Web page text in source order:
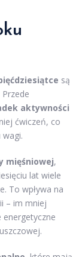
są
aktywności
ćwiczeń, co
mięśniowej,
lat wiele
To wpływa na
– im mniej